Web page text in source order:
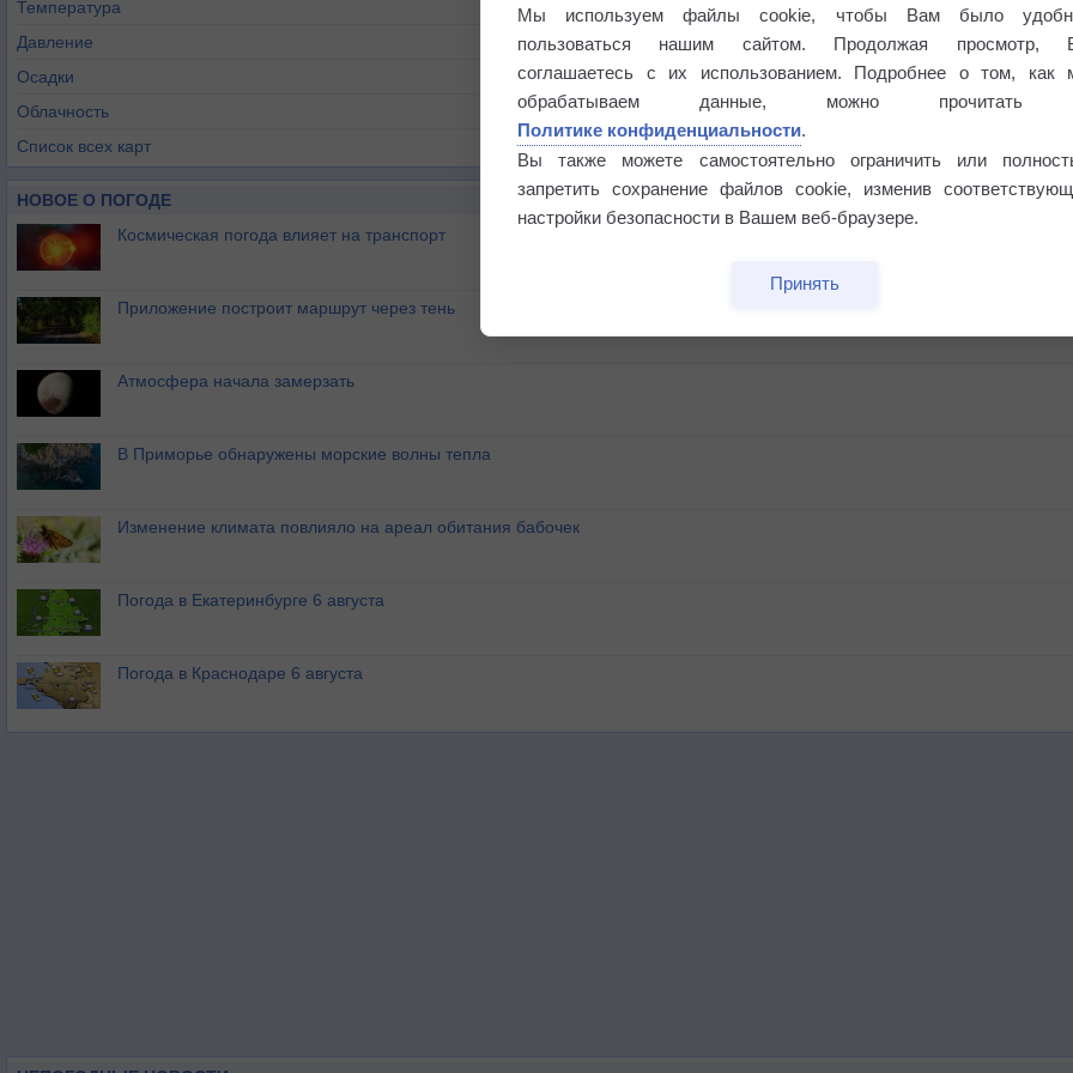
Температура
Давление
Осадки
Облачность
Список всех карт
НОВОЕ О ПОГОДЕ
Космическая погода влияет на транспорт
Приложение построит маршрут через тень
Атмосфера начала замерзать
В Приморье обнаружены морские волны тепла
Изменение климата повлияло на ареал обитания бабочек
Погода в Екатеринбурге 6 августа
Погода в Краснодаре 6 августа
Мы используем файлы cookie, чтобы Вам было
пользоваться нашим сайтом. Продолжая просмотр,
соглашаетесь с их использованием. Подробнее о том, как
обрабатываем данные, можно прочитать
Политике конфиденциальности.
Вы также можете самостоятельно ограничить или
запретить сохранение файлов cookie, изменив
настройки безопасности в Вашем веб-браузере.
Принять